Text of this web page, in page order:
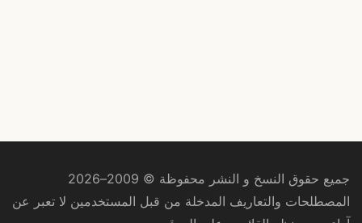
جميع حقوق النسخ و النشر محفوظة © 2009–2026
المصطلحات والتعاريف المدخلة من قبل المستخدمين لا تعبر عن